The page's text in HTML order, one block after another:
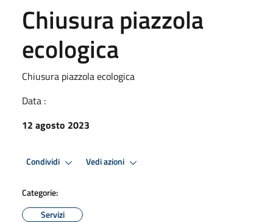
Chiusura piazzola
ecologica
Chiusura piazzola ecologica
Data :
12 agosto 2023
Condividi Vedi azioni
Categorie:
Servizi